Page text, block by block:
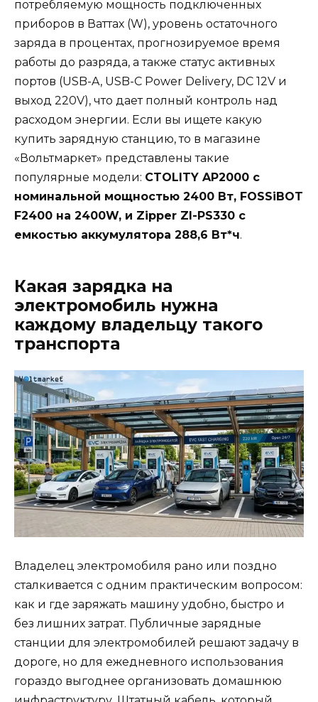
потребляемую мощность подключенных
приборов в Ваттах (W), уровень остаточного
заряда в процентах, прогнозируемое время
работы до разряда, а также статус активных
портов (USB-A, USB-C Power Delivery, DC 12V и
выход 220V), что дает полный контроль над
расходом энергии. Если вы ищете какую
купить зарядную станцию, то в магазине
«Вольтмаркет» представлены такие
популярные модели: CTOLITY AP2000 с
номинальной мощностью 2400 Вт, FOSSiBOT
F2400 на 2400W, и Zipper ZI-PS330 с
емкостью аккумулятора 288,6 Вт*ч.
Какая зарядка на
электромобиль нужна
каждому владельцу такого
транспорта
Владелец электромобиля рано или поздно
сталкивается с одним практическим вопросом:
как и где заряжать машину удобно, быстро и
без лишних затрат. Публичные зарядные
станции для электромобилей решают задачу в
дороге, но для ежедневного использования
гораздо выгоднее организовать домашнюю